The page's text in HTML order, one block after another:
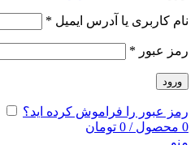
نام کاربری یا آدرس ایمیل *
رمز عبور *
ورود
رمز عبور را فراموش کرده اید؟
0 محصول /
0 تومان
منو